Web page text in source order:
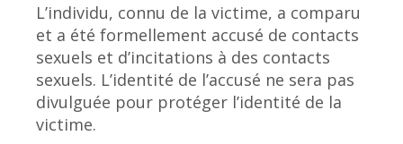
L’individu, connu de la victime, a comparu
et a été formellement accusé de contacts
sexuels et d’incitations à des contacts
sexuels. L’identité de l’accusé ne sera pas
divulguée pour protéger l’identité de la
victime.